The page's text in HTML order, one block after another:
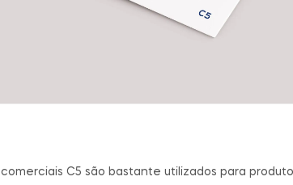
C5 são bastante utilizados para